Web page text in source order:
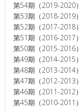
第54期（2019-2020）
第53期（2018-2019）
第52期（2017-2018）
第51期（2016-2017）
第50期（2015-2016）
第49期（2014-2015）
第48期（2013-2014）
第47期（2012-2013）
第46期（2011-2012）
第45期（2010-2011）